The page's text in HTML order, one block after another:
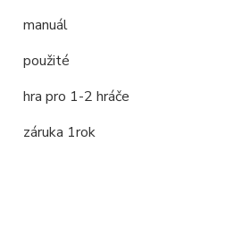
manuál
použité
hra pro 1-2 hráče
záruka 1rok